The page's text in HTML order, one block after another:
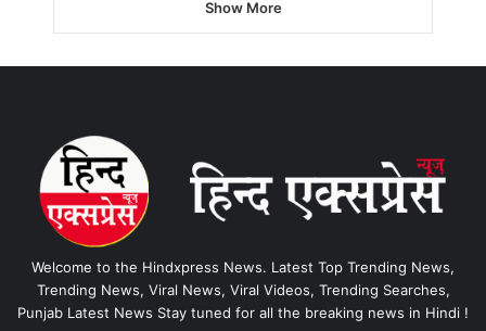
Show More
Welcome to the Hindxpress News. Latest Top Trending News,
Trending News, Viral News, Viral Videos, Trending Searches,
Punjab Latest News Stay tuned for all the breaking news in Hindi !